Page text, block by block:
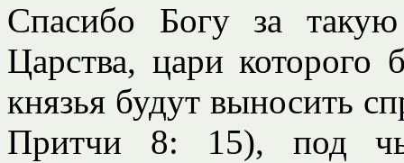
Спасибо Богу за такую
Царства, цари которого
князья будут выносить
Притчи 8: 15), под